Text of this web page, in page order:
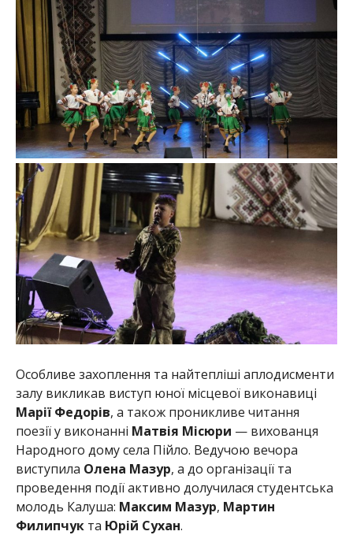
Особливе захоплення та найтепліші аплодисменти
залу викликав виступ юної місцевої виконавиці
Марії Федорів, а також проникливе читання
поезії у виконанні Матвія Місюри — вихованця
Народного дому села Пійло. Ведучою вечора
виступила Олена Мазур, а до організації та
проведення події активно долучилася студентська
молодь Калуша: Максим Мазур, Мартин
Филипчукта Юрій Сухан.